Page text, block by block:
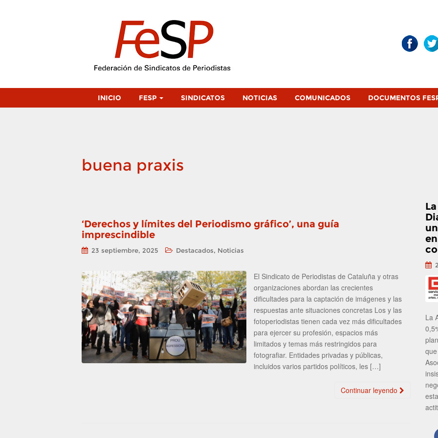
INICIO FESP SINDICATOS NOTICIAS COMUNICADOS DOCUMENTOS
buena praxis
‘Derechos y límites del Periodismo gráfico’, una guía
imprescindible
23 septiembre, 2025 Destacados, Noticias
El Sindicato de Periodistas de Cataluña y otras
organizaciones abordan las crecientes
dificultades para la captación de imágenes y las
respuestas ante situaciones concretas Los y las
fotoperiodistas tienen cada vez más dificultades
para ejercer su profesión, espacios más
limitados y temas más restringidos para
fotografiar. Entidades privadas y públicas,
incluidos varios partidos políticos, les […]
Continuar leyendo
La